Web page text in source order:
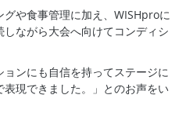
グや食事管理に加え、WISHproに
ながら大会へ向けてコンディシ
ンにも自信を持ってステージに
現できました。」とのお声をい